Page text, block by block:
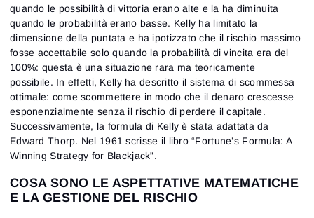
quando le possibilità di vittoria erano alte e la ha diminuita
quando le probabilità erano basse. Kelly ha limitato la
dimensione della puntata e ha ipotizzato che il rischio massimo
fosse accettabile solo quando la probabilità di vincita era del
100%: questa è una situazione rara ma teoricamente
possibile. In effetti, Kelly ha descritto il sistema di scommessa
ottimale: come scommettere in modo che il denaro crescesse
esponenzialmente senza il rischio di perdere il capitale.
Successivamente, la formula di Kelly è stata adattata da
Edward Thorp. Nel 1961 scrisse il libro “Fortune’s Formula: A
Winning Strategy for Blackjack”.
COSA SONO LE ASPETTATIVE MATEMATICHE
E LA GESTIONE DEL RISCHIO